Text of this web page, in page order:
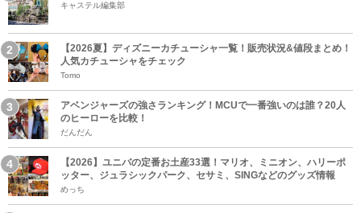
キャステル編集部
【2026夏】ディズニーカチューシャ一覧！販売状況&値段まとめ！
人気カチューシャをチェック
Tomo
アベンジャーズの強さランキング！MCUで一番強いのは誰？20人
のヒーローを比較！
だんだん
【2026】ユニバの定番お土産33選！マリオ、ミニオン、ハリーポ
ッター、ジュラシックパーク、セサミ、SINGなどのグッズ情報
めっち